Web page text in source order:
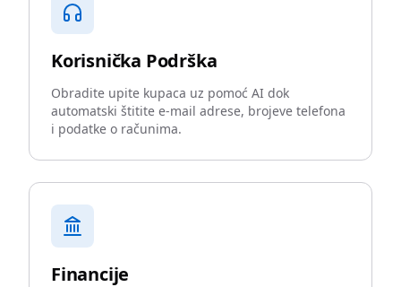
Korisnička Podrška
Obradite upite kupaca uz pomoć AI dok
automatski štitite e-mail adrese, brojeve telefona
i podatke o računima.
Financije